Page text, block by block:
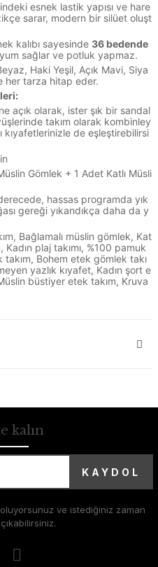
esnek lastik yapısı ve hare
sarar, modern bir silüet oluşt
kalıbı sayesinde 36 bedende
sağlar ve potluk yapmaz.
Haki Yeşil, Açık Mavi, Siya
her tarza hitap eder.
açık olarak, ister şık bir sandal
takım olarak kombinley
kıyafetlerinizle de eşleştirebilirsi
Gömlek + 1 Adet Katlı Müsli
hassas programda yık
gereği yıkandıkça daha da y
Bağlamalı müslin gömlek, Kat
Kadın plaj takımı, %100 pamuk
Bohem etek gömlek takı
yazlık kıyafet, Kadın şort e
büstiyer etek takım, Kruva
kalın
KAYDOL
ve istediğiniz zaman